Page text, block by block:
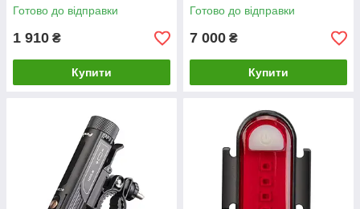
Готово до відправки
1 910 ₴
Купити
Готово до відправки
7 000 ₴
Купити